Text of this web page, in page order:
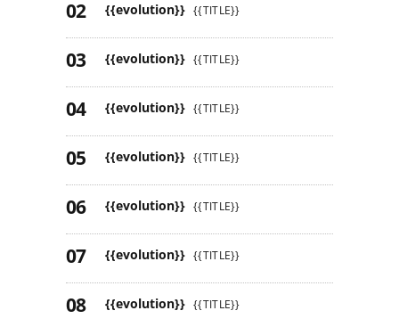
{{evolution}} {{TITLE}}
{{evolution}} {{TITLE}}
{{evolution}} {{TITLE}}
{{evolution}} {{TITLE}}
{{evolution}} {{TITLE}}
{{evolution}} {{TITLE}}
{{evolution}} {{TITLE}}